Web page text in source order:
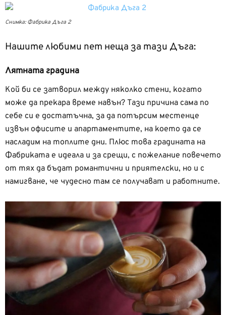
Снимка: Фабрика Дъга 2
Нашите любими пет неща за тази Дъга:
Лятната градина
Кой би се затворил между няколко стени, когато
може да прекара време навън? Тази причина сама по
себе си е достатъчна, за да потърсим местенце
извън офисите и апартаментите, на което да се
насладим на топлите дни. Плюс това градината на
Фабриката е идеала и за срещи, с пожелание повечето
от тях да бъдат романтични и приятелски, но и с
намигване, че чудесно там се получават и работните.